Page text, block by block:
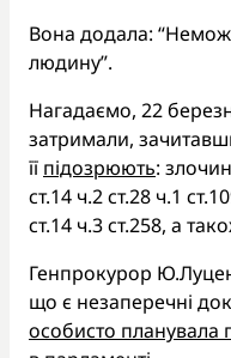
Вона додала:
людину”.
Нагадаємо, 22
затримали,
її підозрюють:
ст.14 ч.2 ст.28 ч.1
ст.14 ч.3 ст.258, а
Генпрокурор
що є незаперечні
особисто планувала